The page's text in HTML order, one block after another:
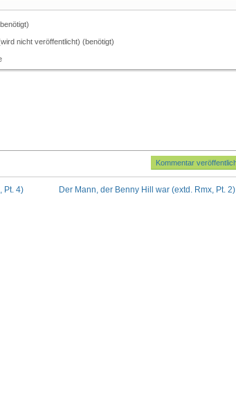
nicht veröffentlicht) (benötigt)
Pt. 4) Der Mann, der Benny Hill war (extd. Rmx, Pt. 2)